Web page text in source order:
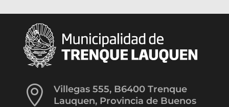

Villegas 555, B6400 Trenque
Lauquen, Provincia de Buenos